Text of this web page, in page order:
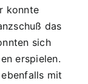
konnte
das
sich
erspielen.
mit